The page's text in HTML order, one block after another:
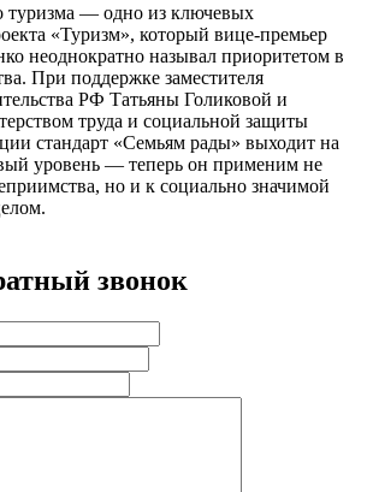
туризма — одно из ключевых
«Туризм», который вице-премьер
неоднократно называл приоритетом в
При поддержке заместителя
РФ Татьяны Голиковой и
труда и социальной защиты
стандарт «Семьям рады» выходит на
уровень — теперь он применим не
но и к социально значимой
звонок